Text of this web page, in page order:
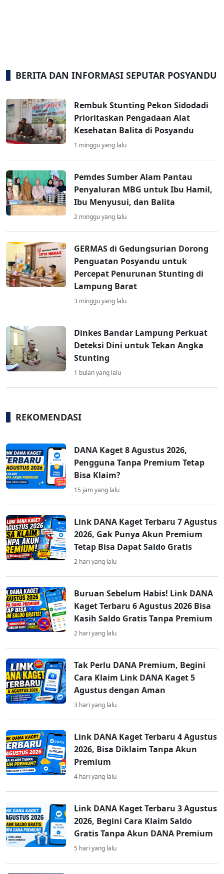
BERITA DAN INFORMASI SEPUTAR POSYANDU
Rembuk Stunting Pekon Sidodadi
Prioritaskan Pengadaan Alat
Kesehatan Balita di Posyandu
1 minggu yang lalu
Pemdes Sumber Alam Pantau
Penyaluran MBG untuk Ibu Hamil,
Ibu Menyusui, dan Balita
2 minggu yang lalu
GERMAS di Gedungsurian Dorong
Penguatan Posyandu untuk
Percepat Penurunan Stunting di
Lampung Barat
3 minggu yang lalu
Dinkes Bandar Lampung Perkuat
Deteksi Dini untuk Tekan Angka
Stunting
1 bulan yang lalu
REKOMENDASI
DANA Kaget 8 Agustus 2026,
Pengguna Tanpa Premium Tetap
Bisa Klaim?
15 jam yang lalu
Link DANA Kaget Terbaru 7 Agustus
2026, Gak Punya Akun Premium
Tetap Bisa Dapat Saldo Gratis
2 hari yang lalu
Buruan Sebelum Habis! Link DANA
Kaget Terbaru 6 Agustus 2026 Bisa
Kasih Saldo Gratis Tanpa Premium
2 hari yang lalu
Tak Perlu DANA Premium, Begini
Cara Klaim Link DANA Kaget 5
Agustus dengan Aman
3 hari yang lalu
Link DANA Kaget Terbaru 4 Agustus
2026, Bisa Diklaim Tanpa Akun
Premium
4 hari yang lalu
Link DANA Kaget Terbaru 3 Agustus
2026, Begini Cara Klaim Saldo
Gratis Tanpa Akun DANA Premium
5 hari yang lalu